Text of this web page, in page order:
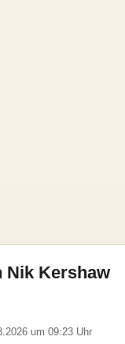
Nik Kershaw
um 09:23 Uhr